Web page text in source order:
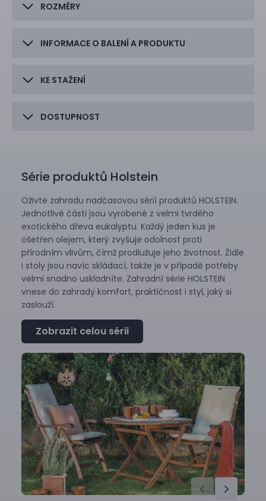
ROZMĚRY
INFORMACE O BALENÍ A PRODUKTU
KE STAŽENÍ
DOSTUPNOST
Série produktů Holstein
Oživte zahradu nadčasovou sérií produktů HOLSTEIN.
Jednotlivé části jsou vyrobené z velmi tvrdého
exotického dřeva eukalyptu. Každý jeden kus je
ošetřen olejem, který zvyšuje odolnost proti
přírodním vlivům, čímž prodlužuje jeho životnost. Židle
i stoly jsou navíc skládací, takže je v případě potřeby
velmi snadno uskladníte. Zahradní série HOLSTEIN
vnese do zahrady komfort, praktičnost i styl, jaký si
zaslouží.
Zobrazit celou sérii